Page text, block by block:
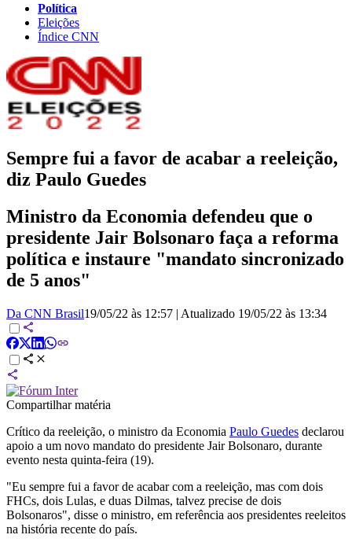
Política
Eleições
Índice CNN
Sempre fui a favor de acabar a reeleição,
diz Paulo Guedes
Ministro da Economia defendeu que o
presidente Jair Bolsonaro faça a reforma
política e instaure "mandato sincronizado
de 5 anos"
Da CNN Brasil19/05/22 às 12:57 | Atualizado 19/05/22 às 13:34
Compartilhar matéria
Crítico da reeleição, o ministro da Economia Paulo Guedes declarou
apoio a um novo mandato do presidente Jair Bolsonaro, durante
evento nesta quinta-feira (19).
"Eu sempre fui a favor de acabar com a reeleição, mas com dois
FHCs, dois Lulas, e duas Dilmas, talvez precise de dois
Bolsonaros", disse o ministro, em referência aos presidentes reeleitos
na história recente do país.